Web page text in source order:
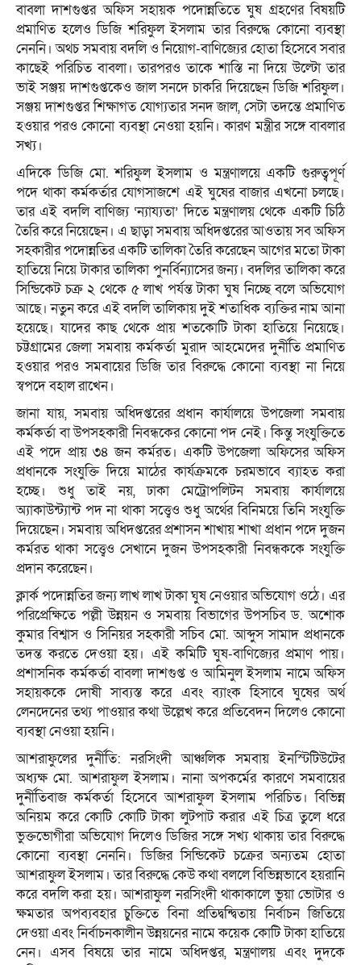
বাবলা দাশগুপ্তর অফিস সহায়ক পদোন্নতিতে ঘুষ গ্রহণের বিষয়টি
প্রমাণিত হলেও ডিজি শরিফুল ইসলাম তার বিরুদ্ধে কোনো ব্যবস্থা
নেননি। অথচ সমবায় বদলি ও নিয়োগ-বাণিজ্যের হোতা হিসেবে সবার
কাছেই পরিচিত বাবলা। তারপরও তাকে শাস্তি না দিয়ে উল্টো তার
ভাই সঞ্জয় দাশগুপ্তকেও জাল সনদে চাকরি দিয়েছেন ডিজি শরিফুল।
সঞ্জয় দাশগুপ্তর শিক্ষাগত যোগ্যতার সনদ জাল, সেটা তদন্তে প্রমাণিত
হওয়ার পরও কোনো ব্যবস্থা নেওয়া হয়নি। কারণ মন্ত্রীর সঙ্গে বাবলার
সখ্য।
এদিকে ডিজি মো. শরিফুল ইসলাম ও মন্ত্রণালয়ে একটি গুরুত্বপূর্ণ
পদে থাকা কর্মকর্তার যোগসাজশে এই ঘুষের বাজার এখনো চলছে।
তার এই বদলি বাণিজ্য ‘ন্যায্যতা’ দিতে মন্ত্রণালয় থেকে একটি চিঠি
তৈরি করে নিয়েছেন। এ ছাড়া সমবায় অধিদপ্তরের আওতায় সব অফিস
সহকারীর পদোন্নতির একটি তালিকা তৈরি করেছেন আগের মতো টাকা
হাতিয়ে নিয়ে টাকার তালিকা পুনর্বিন্যাসের জন্য। বদলির তালিকা করে
সিন্ডিকেট চক্র ২ থেকে ৫ লাখ পর্যন্ত টাকা ঘুষ নিচ্ছে বলে অভিযোগ
আছে। নতুন করে এই বদলি তালিকায় দু্ই শতাধিক ব্যক্তির নাম আনা
হয়েছে। যাদের কাছ থেকে প্রায় শতকোটি টাকা হাতিয়ে নিয়েছে।
চট্টগ্রামের জেলা সমবায় কর্মকর্তা মুরাদ আহমেদের দুর্নীতি প্রমাণিত
হওয়ার পরও সমবায়ের ডিজি তার বিরুদ্ধে কোনো ব্যবস্থা না নিয়ে
স্বপদে বহাল রাখেন।
জানা যায়, সমবায় অধিদপ্তরের প্রধান কার্যালয়ে উপজেলা সমবায়
কর্মকর্তা বা উপসহকারী নিবন্ধকের কোনো পদ নেই। কিন্তু সংযুক্তিতে
এই পদে প্রায় ৩৪ জন কর্মরত। একটি উপজেলা অফিসের অফিস
প্রধানকে সংযুক্তি দিয়ে মাঠের কার্যক্রমকে চরমভাবে ব্যাহত করা
হচ্ছে। শুধু তাই নয়, ঢাকা মেট্রোপলিটন সমবায় কার্যালয়ে
অ্যাকাউন্ট্যান্ট পদ না থাকা সত্ত্বেও শুধু অর্থের বিনিময়ে তিনি সংযুক্তি
দিয়েছেন। সমবায় অধিদপ্তরের প্রশাসন শাখায় শাখা প্রধান পদে দুজন
কর্মরত থাকা সত্ত্বেও সেখানে দুজন উপসহকারী নিবন্ধককে সংযুক্তি
প্রদান করেছেন।
ক্লার্ক পদোন্নতির জন্য লাখ লাখ টাকা ঘুষ নেওয়ার অভিযোগ ওঠে। এর
পরিপ্রেক্ষিতে পল্লী উন্নয়ন ও সমবায় বিভাগের উপসচিব ড. অশোক
কুমার বিশ্বাস ও সিনিয়র সহকারী সচিব মো. আব্দুস সামাদ প্রধানকে
তদন্ত করতে দেওয়া হয়। এই কমিটি ঘুষ-বাণিজ্যের প্রমাণ পায়।
প্রশাসনিক কর্মকর্তা বাবলা দাশগুপ্ত ও আমিনুল ইসলাম নামে অফিস
সহায়ককে দোষী সাব্যস্ত করে এবং ব্যাংক হিসাবে ঘুষের অর্থ
লেনদেনের তথ্য পাওয়ার কথা উল্লেখ করে প্রতিবেদন দিলেও কোনো
ব্যবস্থা নেওয়া হয়নি।
আশরাফুলের দুর্নীতি: নরসিংদী আঞ্চলিক সমবায় ইনস্টিটিউটের
অধ্যক্ষ মো. আশরাফুল ইসলাম। নানা অপকর্মের কারণে সমবায়ের
দুর্নীতিবাজ কর্মকর্তা হিসেবে আশরাফুল ইসলাম পরিচিত। বিভিন্ন
অনিয়ম করে কোটি কোটি টাকা লুটপাট করার এই চিত্র তুলে ধরে
ভুক্তভোগীরা অভিযোগ দিলেও ডিজির সঙ্গে সখ্য থাকায় তার বিরুদ্ধে
কোনো ব্যবস্থা নেননি। ডিজির সিন্ডিকেট চক্রের অন্যতম হোতা
আশরাফুল ইসলাম। তার বিরুদ্ধে কেউ কথা বললে বিভিন্নভাবে হয়রানি
করে বদলি করা হয়। আশরাফুল নরসিংদী থাকাকালে ভুয়া ভোটার ও
ক্ষমতার অপব্যবহার চুক্তিতে বিনা প্রতিদ্বন্দ্বিতায় নির্বাচন জিতিয়ে
দেওয়া এবং নির্বাচনকালীন উন্নয়নের নামে কয়েক কোটি টাকা হাতিয়ে
নেন। এসব বিষয়ে তার নামে অধিদপ্তর, মন্ত্রণালয় এবং দুদকে